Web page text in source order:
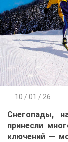
10 / 01 / 26
Сне­го­па­ды,
при­нес­ли
клю­че­ний —